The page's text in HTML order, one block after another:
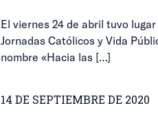
El viernes 24 de abril tuvo
Jornadas Católicos y Vida
nombre «Hacia las […]
14 DE SEPTIEMBRE DE 2020